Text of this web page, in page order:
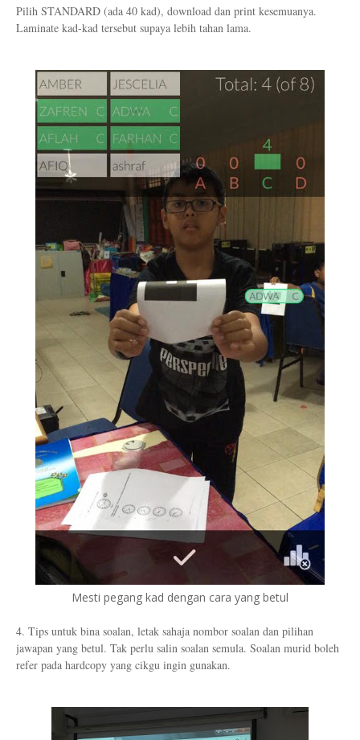
Pilih STANDARD (ada 40 kad), download dan print kesemuanya.
Laminate kad-kad tersebut supaya lebih tahan lama.
Mesti pegang kad dengan cara yang betul
4. Tips untuk bina soalan, letak sahaja nombor soalan dan pilihan
jawapan yang betul. Tak perlu salin soalan semula. Soalan murid boleh
refer pada hardcopy yang cikgu ingin gunakan.